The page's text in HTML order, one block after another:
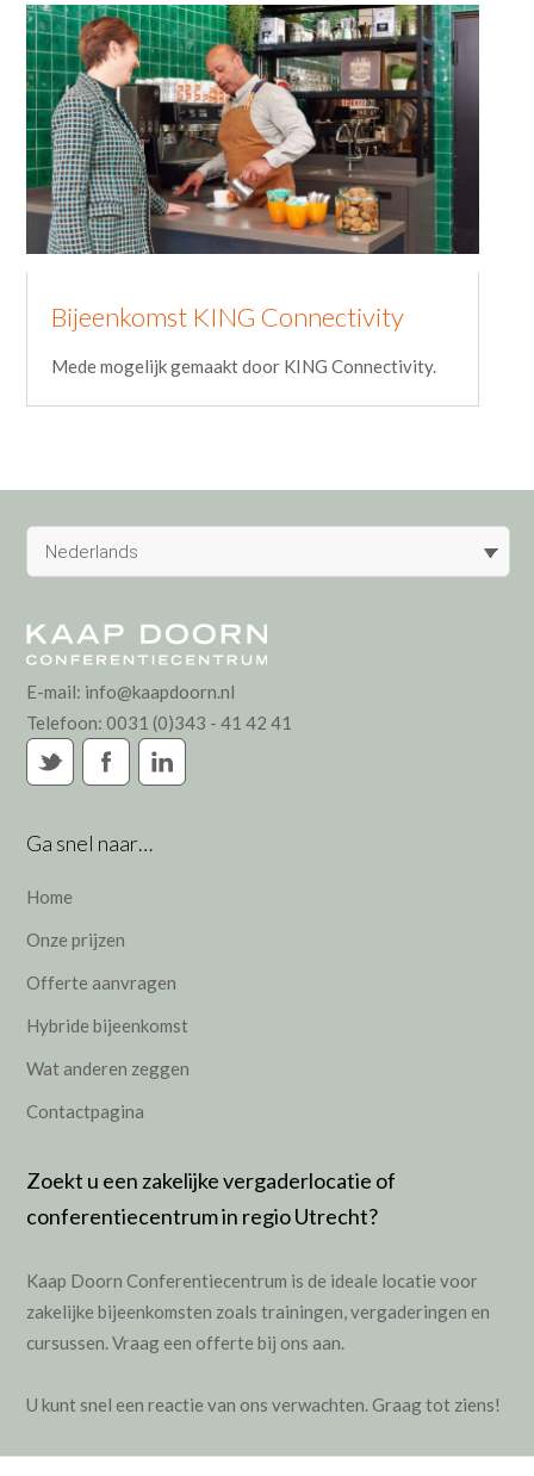
Bijeenkomst KING Connectivity
Mede mogelijk gemaakt door KING Connectivity.
Nederlands
E-mail: info@kaapdoorn.nl
Telefoon:0031 (0)343 - 41 42 41
Ga snel naar…
Home
Onze prijzen
Offerte aanvragen
Hybride bijeenkomst
Wat anderen zeggen
Contactpagina
Zoekt u een zakelijke vergaderlocatie of
conferentiecentrum in regio Utrecht?
Kaap Doorn Conferentiecentrum is de ideale locatie voor
zakelijke bijeenkomsten zoalstrainingen,vergaderingen en
cursussen.Vraag een offerte bij ons aan.
U kunt snel een reactie van ons verwachten. Graag tot ziens!